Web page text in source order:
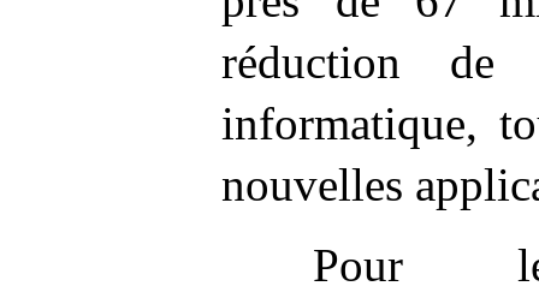
réduction de
informatique,
nouvelles
Pour